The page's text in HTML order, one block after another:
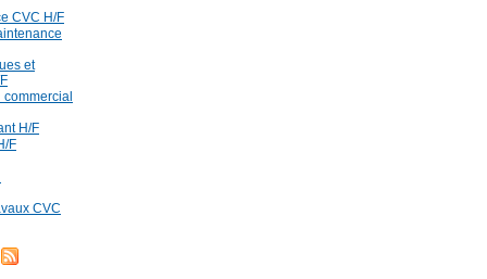
CVC H/F
et
H/F
F
CVC